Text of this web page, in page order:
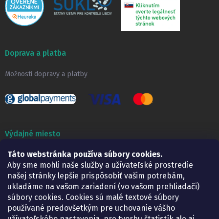
Táto webstránka používa súbory cookies.
Aby sme mohli naše služby a užívateľské prostredie
našej stránky lepšie prispôsobiť vašim potrebám,
ukladáme na vašom zariadení (vo vašom prehliadači)
súbory cookies. Cookies sú malé textové súbory
používané predovšetkým pre uchovanie vášho
Doprava a platba
Možnosti dopravy a platby
Výdajné miesto
Lekáreň ADONAI
Košice – Smetanova 2
Pondelok:
07.30 – 15.30 h.
Utorok:
07.30 – 16.00 h.
Streda:
07.30 – 16.00 h.
Štvrtok:
07.30 – 15.30 h.
Piatok:
07.30 – 15.30 h.